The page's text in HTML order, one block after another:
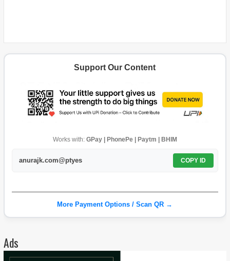
Support Our Content
Works with: GPay | PhonePe | Paytm | BHIM
anurajk.com@ptyes COPY ID
More Payment Options / Scan QR →
Ads